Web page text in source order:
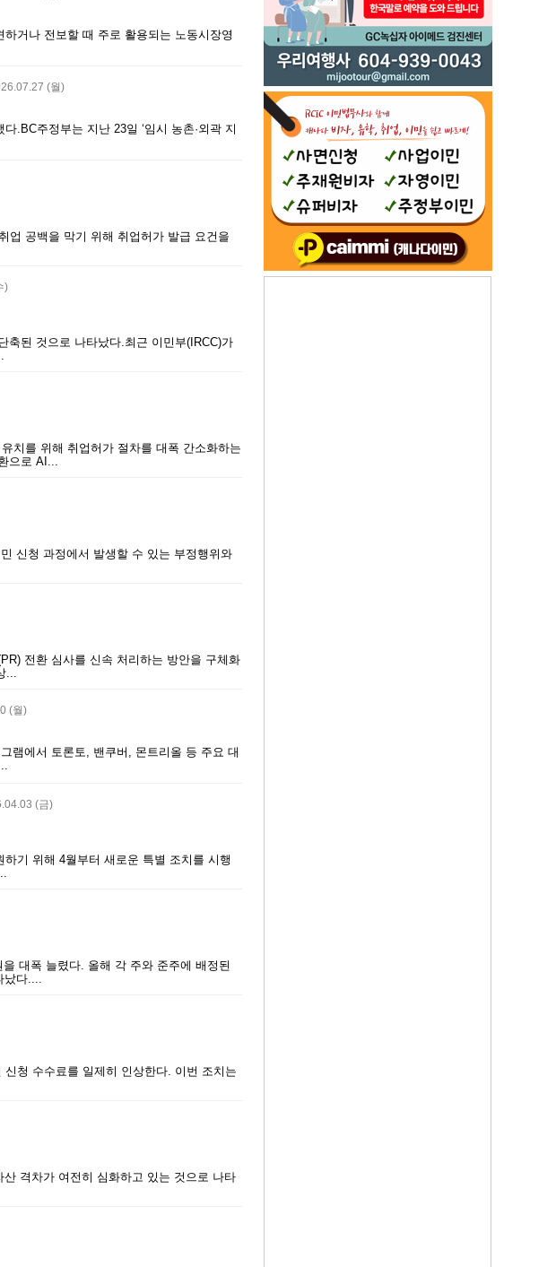
거나 전보할 때 주로 활용되는 노동시장영
(월)
.BC주정부는 지난 23일 ‘임시 농촌·외곽 지
업 공백을 막기 위해 취업허가 발급 요건을
)
축된 것으로 나타났다.최근 이민부(IRCC)가
치를 위해 취업허가 절차를 대폭 간소화하는
으로 AI...
신청 과정에서 발생할 수 있는 부정행위와
전환 심사를 신속 처리하는 방안을 구체화
...
(월)
램에서 토론토, 밴쿠버, 몬트리올 등 주요 대
(금)
기 위해 4월부터 새로운 특별 조치를 시행
대폭 늘렸다. 올해 각 주와 준주에 배정된
났다....
청 수수료를 일제히 인상한다. 이번 조치는
격차가 여전히 심화하고 있는 것으로 나타